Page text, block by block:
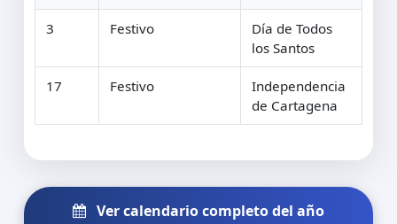
3 Festivo
Día de Todos
los Santos
17 Festivo
Independencia
de Cartagena
Ver calendario completo del año